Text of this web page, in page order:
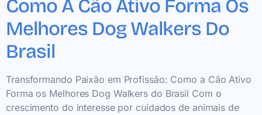
Como A Cão Ativo Forma Os
Melhores Dog Walkers Do
Brasil
Transformando Paixão em Profissão: Como a Cão Ativo
Forma os Melhores Dog Walkers do Brasil Com o
crescimento do interesse por cuidados de animais de